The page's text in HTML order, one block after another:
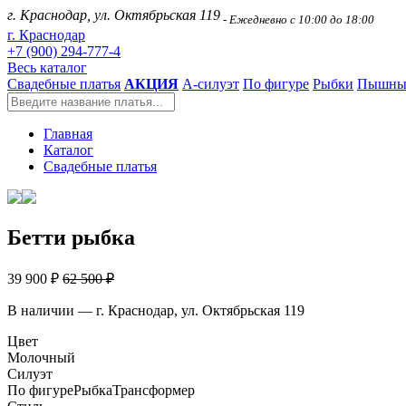
г. Краснодар, ул. Октябрьская 119 - Ежедневно с 10:00 до 18:00
г. Краснодар
+7 (900) 294-777-4
Весь каталог
Свадебные платья АКЦИЯ А-силуэт По фигуре Рыбки
Главная
Каталог
Свадебные платья
Бетти рыбка
39 900 ₽ 62 500 ₽
В наличии — г. Краснодар, ул. Октябрьская 119
Цвет
Молочный
Силуэт
По фигуреРыбкаТрансформер